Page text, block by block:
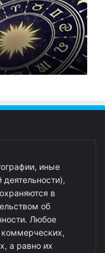
иные
деятельности),
в
об
Любое
коммерческих,
а равно их